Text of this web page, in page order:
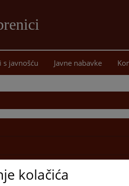
sadržaj
s javnošću Javne nabavke
kolačića